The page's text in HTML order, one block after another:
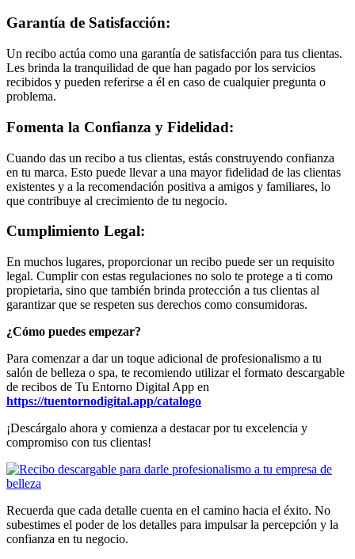
Garantía de Satisfacción:
Un recibo actúa como una garantía de satisfacción para tus clientas.
Les brinda la tranquilidad de que han pagado por los servicios
recibidos y pueden referirse a él en caso de cualquier pregunta o
problema.
Fomenta la Confianza y Fidelidad:
Cuando das un recibo a tus clientas, estás construyendo confianza
en tu marca. Esto puede llevar a una mayor fidelidad de las clientas
existentes y a la recomendación positiva a amigos y familiares, lo
que contribuye al crecimiento de tu negocio.
Cumplimiento Legal:
En muchos lugares, proporcionar un recibo puede ser un requisito
legal. Cumplir con estas regulaciones no solo te protege a ti como
propietaria, sino que también brinda protección a tus clientas al
garantizar que se respeten sus derechos como consumidoras.
¿Cómo puedes empezar?
Para comenzar a dar un toque adicional de profesionalismo a tu
salón de belleza o spa, te recomiendo utilizar el formato descargable
de recibos de Tu Entorno Digital App en
https://tuentornodigital.app/catalogo
¡Descárgalo ahora y comienza a destacar por tu excelencia y
compromiso con tus clientas!
Recuerda que cada detalle cuenta en el camino hacia el éxito. No
subestimes el poder de los detalles para impulsar la percepción y la
confianza en tu negocio.